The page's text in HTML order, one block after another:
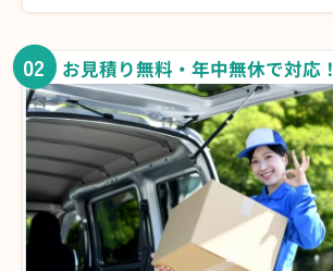
02 お見積り無料・年中無休で対応！